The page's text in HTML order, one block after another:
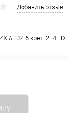
Добавить отзыв
AF 34 6 конт. 2+4 FDF